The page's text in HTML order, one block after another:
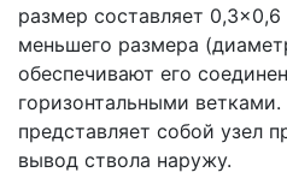
размер составляет
меньшего размера
обеспечивают его
горизонтальными
представляет собой узел
вывод ствола наружу.